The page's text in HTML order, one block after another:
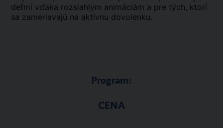
deťmi vďaka rozsiahlym animáciám a pre tých, ktorí
sa zameriavajú na aktívnu dovolenku.
Program:
CENA